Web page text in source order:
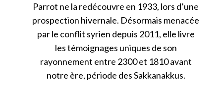
Parrot ne la redécouvre en 1933, lors d’une
prospection hivernale. Désormais menacée
par le conflit syrien depuis 2011, elle livre
les témoignages uniques de son
rayonnement entre 2300 et 1810 avant
notre ère, période des Sakkanakkus.